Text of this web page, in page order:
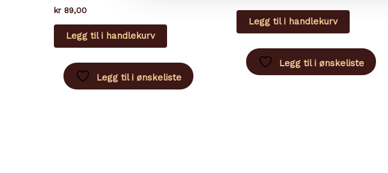
kr89,00
Legg til i handlekurv
Legg til i ønskeliste
Legg til i handlekurv
Legg til i ønskeliste